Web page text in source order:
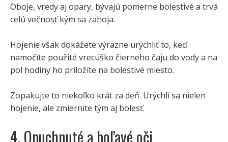
Oboje, vredy aj opary, bývajú pomerne bolestivé a trvá
celú večnosť kým sa zahoja.
Hojenie však dokážete výrazne urýchliť to, keď
namočíte použité vrecúško čierneho čaju do vody a na
pol hodiny ho priložíte na bolestivé miesto.
Zopakujte to niekoľko krát za deň. Urýchli sa nielen
hojenie, ale zmiernite tým aj bolesť.
4. Opuchnuté a boľavé oči